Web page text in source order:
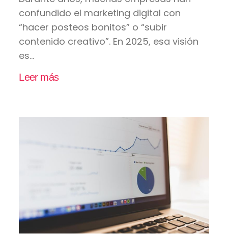
confundido el marketing digital con
“hacer posteos bonitos” o “subir
contenido creativo”. En 2025, esa visión
es...
Leer más